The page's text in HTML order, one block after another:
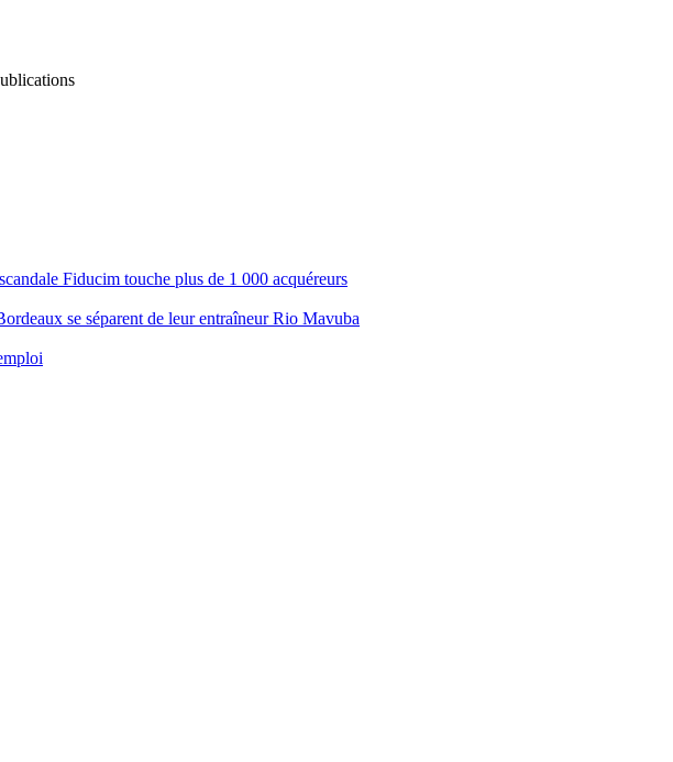
Fiducim touche plus de 1 000 acquéreurs
se séparent de leur entraîneur Rio Mavuba